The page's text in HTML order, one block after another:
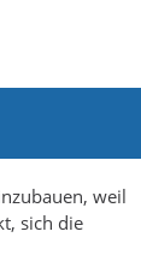
weil
sich die